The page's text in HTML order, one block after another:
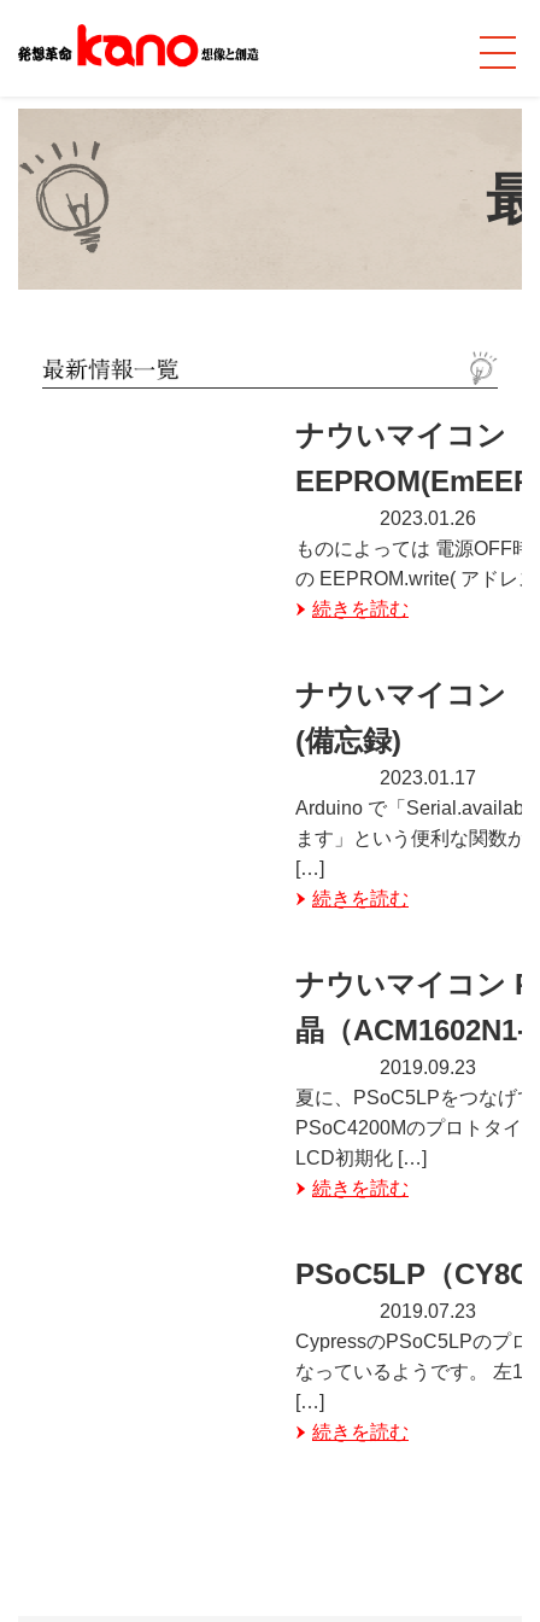
ナウいマイコン
2023.01.26
ものによっては 電源OFF
の EEPROM.write( アドレ
続きを読む
ナウいマイコン
(備忘録)
2023.01.17
Arduino で「
ます」という便利な関数が
[…]
続きを読む
ナウいマイコン
晶（
2019.09.23
夏に、PSoC5LPをつなげ
PSoC4200Mのプロトタイ
LCD初期化 […]
続きを読む
PSoC5LP（
2019.07.23
CypressのPSoC5LPのプロ
なっているようです。 左
[…]
続きを読む